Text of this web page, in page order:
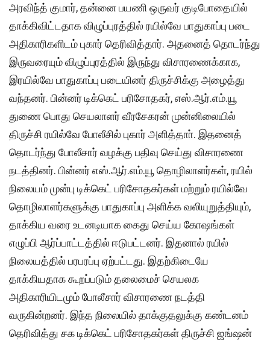
அரவிந்த் குமார், தன்னை பயணி ஒருவர் குடிபோதையில்
தாக்கிவிட்டதாக விழுப்புரத்தில் ரயில்வே பாதுகாப்பு படை
அதிகாரிகளிடம் புகார் தெரிவித்தார். அதனைத் தொடர்ந்து
இருவரையும் விழுப்புரத்தில் இருந்து விசாரணைக்காக,
இரயில்வே பாதுகாப்பு படையினர் திருச்சிக்கு அழைத்து
வந்தனர். பின்னர் டிக்கெட் பரிசோதகர், எஸ்.ஆர்.எம்.யூ
துணை பொது செயலாளர் வீரசேகரன் முன்னிலையில்
திருச்சி ரயில்வே போலீசில் புகார் அளித்தாா். இதனைத்
தொடர்ந்து போலீசார் வழக்கு பதிவு செய்து விசாரணை
நடத்தினர். பின்னர் எஸ்.ஆர்.எம்.யூ தொழிலாளர்கள், ரயில்
நிலையம் முன்பு டிக்கெட் பரிசோதகர்கள் மற்றும் ரயில்வே
தொழிலாளர்களுக்கு பாதுகாப்பு அளிக்க வலியுறுத்தியும்,
தாக்கிய வரை உடனடியாக கைது செய்ய கோஷங்கள்
எழுப்பி ஆர்ப்பாட்டத்தில் ஈடுபட்டனர். இதனால் ரயில்
நிலையத்தில் பரபரப்பு ஏற்பட்டது. இதற்கிடையே
தாக்கியதாக கூறப்படும் தலைமைச் செயலக
அதிகாரியிடமும் போலீசார் விசாரணை நடத்தி
வருகின்றனர். இந்த நிலையில் தாக்குதலுக்கு கண்டனம்
தெரிவித்து சக டிக்கெட் பரிசோதகர்கள் திருச்சி ஜங்ஷன்